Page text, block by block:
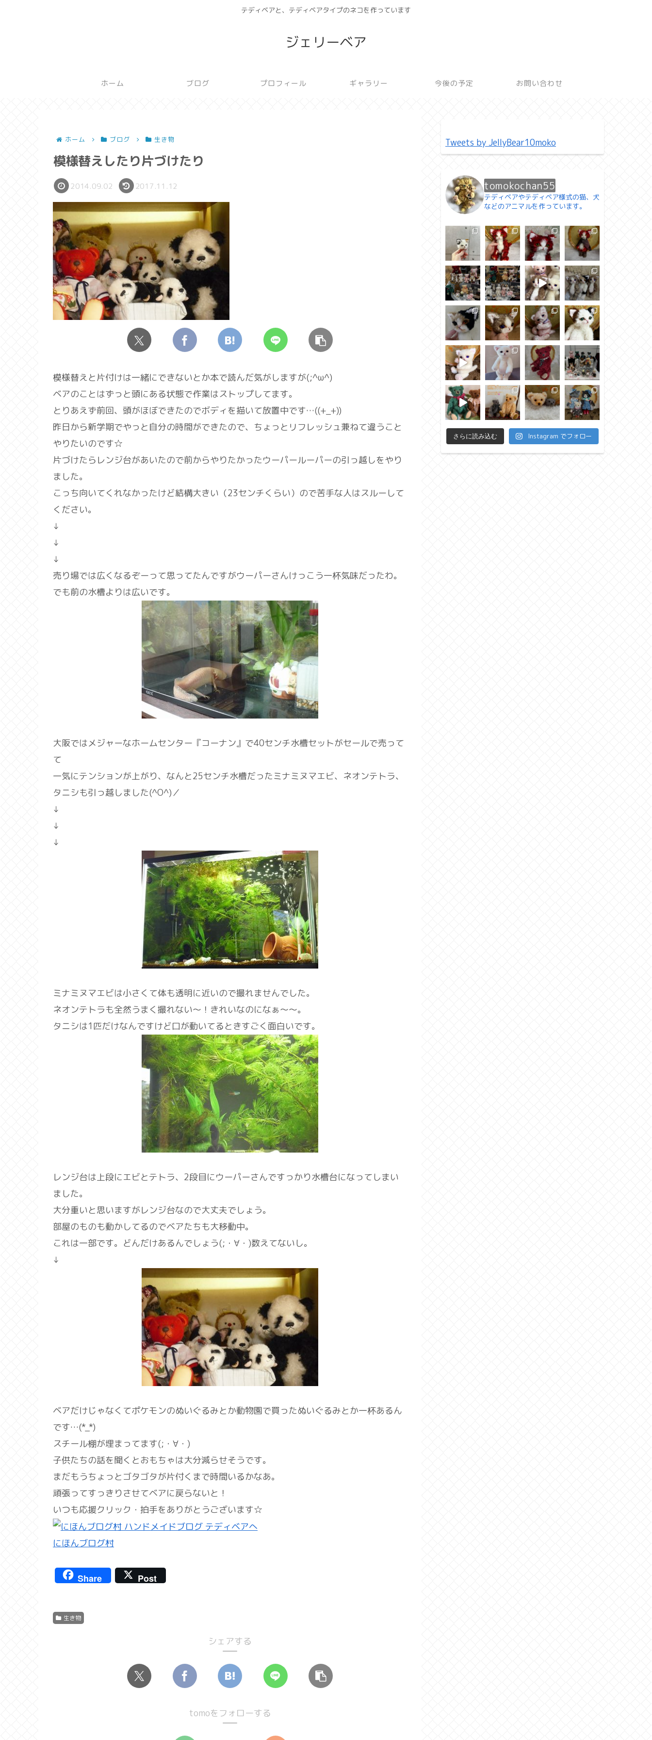
テディベアと、テディベアタイプのネコを作っています
ジェリーベア
ホーム ブログ プロフィール ギャラリー 今後の予定 お問い合わせ
ホーム ブログ 生き物
模様替えしたり片づけたり
2014.09.02 2017.11.12
模様替えと片付けは一緒にできないとか本で読んだ気がしますが(;^ω^)
ベアのことはずっと頭にある状態で作業はストップしてます。
とりあえず前回、頭がほぼできたのでボディを描いて放置中です…((+_+))
昨日から新学期でやっと自分の時間ができたので、ちょっとリフレッシュ兼ねて違うこと
やりたいのです☆
片づけたらレンジ台があいたので前からやりたかったウーパールーパーの引っ越しをやり
ました。
こっち向いてくれなかったけど結構大きい（23センチくらい）ので苦手な人はスルーして
ください。
↓
↓
↓
売り場では広くなるぞーって思ってたんですがウーパーさんけっこう一杯気味だったわ。
でも前の水槽よりは広いです。
大阪ではメジャーなホームセンター『コーナン』で40センチ水槽セットがセールで売って
て
一気にテンションが上がり、なんと25センチ水槽だったミナミヌマエビ、ネオンテトラ、
タニシも引っ越しました(^O^)／
↓
↓
↓
ミナミヌマエビは小さくて体も透明に近いので撮れませんでした。
ネオンテトラも全然うまく撮れない～！きれいなのになぁ～～。
タニシは1匹だけなんですけど口が動いてるときすごく面白いです。
レンジ台は上段にエビとテトラ、2段目にウーパーさんですっかり水槽台になってしまい
ました。
大分重いと思いますがレンジ台なので大丈夫でしょう。
部屋のものも動かしてるのでベアたちも大移動中。
これは一部です。どんだけあるんでしょう(;・∀・)数えてないし。
↓
ベアだけじゃなくてポケモンのぬいぐるみとか動物園で買ったぬいぐるみとか一杯あるん
です…(*_*)
スチール棚が埋まってます(;・∀・)
子供たちの話を聞くとおもちゃは大分減らせそうです。
まだもうちょっとゴタゴタが片付くまで時間いるかなあ。
頑張ってすっきりさせてベアに戻らないと！
いつも応援クリック・拍手をありがとうございます☆
にほんブログ村
Share Post
生き物
シェアする
tomoをフォローする
Tweets by JellyBear10moko
tomokochan55
テディベアやテディベア様式の猫、犬
などのアニマルを作っています。
さらに読み込む Instagram でフォロー